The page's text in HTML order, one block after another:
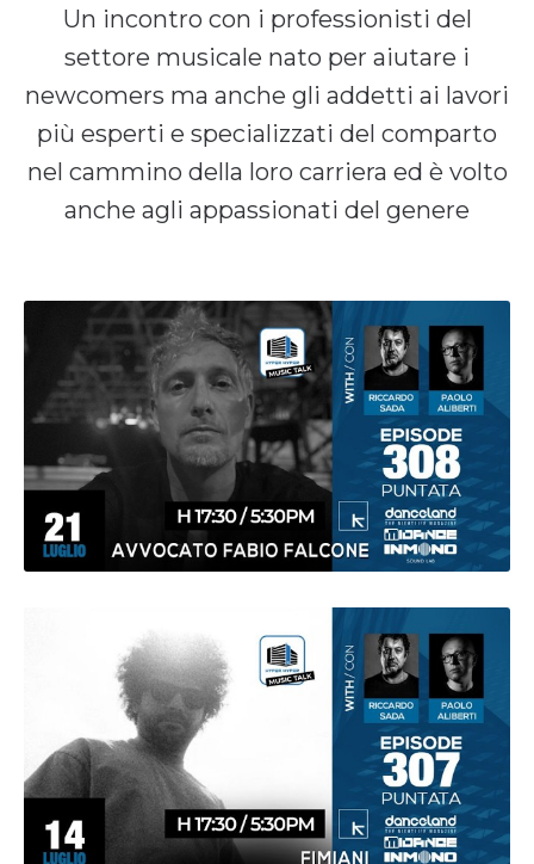
Un incontro con i professionisti del
settore musicale nato per aiutare i
newcomers ma anche gli addetti ai lavori
più esperti e specializzati del comparto
nel cammino della loro carriera ed è volto
anche agli appassionati del genere